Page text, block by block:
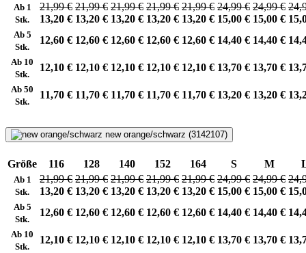
Ab 1
Stk.
21,99 €
13,20 €
21,99 €
13,20 €
21,99 €
13,20 €
21,99 €
13,20 €
21,99 €
13,20 €
24,99 €
15,00 €
24,99 €
15,00 €
Ab 5
Stk.
12,60 € 12,60 € 12,60 € 12,60 € 12,60 € 14,40 € 14,40 €
Ab 10
Stk.
12,10 € 12,10 € 12,10 € 12,10 € 12,10 € 13,70 € 13,70 €
Ab 50
Stk.
11,70 € 11,70 € 11,70 € 11,70 € 11,70 € 13,20 € 13,20 €
new orange/schwarz (3142107)
Größe 116 128 140 152 164 S M
Ab 1
Stk.
21,99 €
13,20 €
21,99 €
13,20 €
21,99 €
13,20 €
21,99 €
13,20 €
21,99 €
13,20 €
24,99 €
15,00 €
24,99 €
15,00 €
Ab 5
Stk.
12,60 € 12,60 € 12,60 € 12,60 € 12,60 € 14,40 € 14,40 €
Ab 10
Stk.
12,10 € 12,10 € 12,10 € 12,10 € 12,10 € 13,70 € 13,70 €